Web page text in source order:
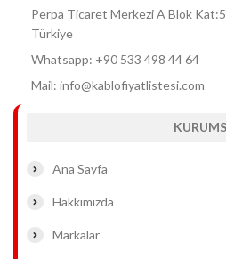
Perpa Ticaret Merkezi A Blok
Türkiye
Whatsapp: +90 533 498 44 64
Mail: info@kablofiyatlistesi.com
Ana Sayfa
Hakkımızda
Markalar